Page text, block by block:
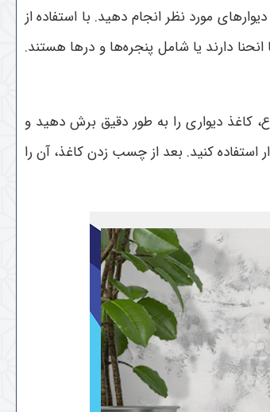
مورد نظر انجام دهید. با استفاده از
انحنا دارند یا شامل پنجره‌ها و درها هستند.
کاغذ دیواری را به طور دقیق برش دهید و
استفاده کنید. بعد از چسب زدن کاغذ، آن را